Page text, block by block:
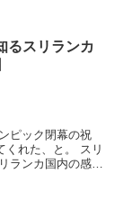
るスリランカ
た、と。 スリ